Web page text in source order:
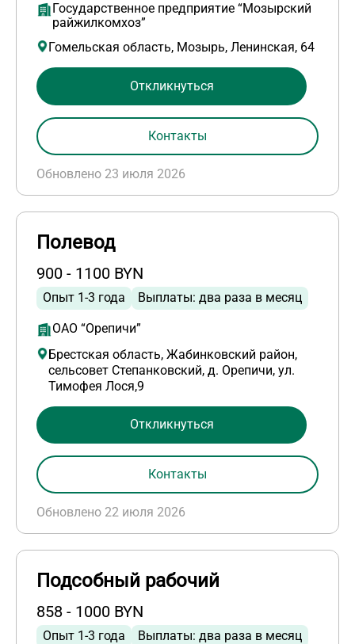
Государственное предприятие “Мозырский
райжилкомхоз”
Гомельская область, Мозырь, Ленинская, 64
Обновлено 23 июля 2026
Откликнуться
Контакты
Полевод
900 - 1100 BYN
Опыт 1-3 года Выплаты: два раза в месяц
ОАО “Орепичи”
Брестская область, Жабинковский район,
сельсовет Степанковский, д. Орепичи, ул.
Тимофея Лося,9
Обновлено 22 июля 2026
Откликнуться
Контакты
Подсобный рабочий
858 - 1000 BYN
Опыт 1-3 года Выплаты: два раза в месяц